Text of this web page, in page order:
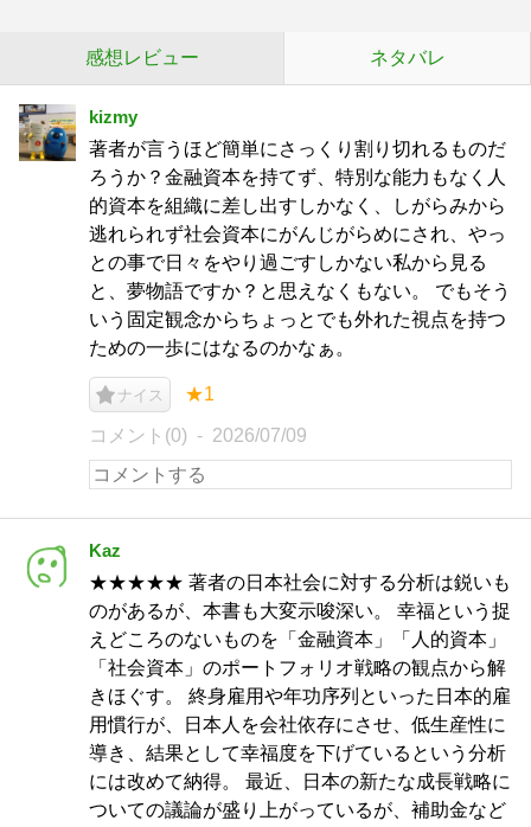
感想レビュー ネタバレ
kizmy
著者が言うほど簡単にさっくり割り切れるものだ
ろうか？金融資本を持てず、特別な能力もなく人
的資本を組織に差し出すしかなく、しがらみから
逃れられず社会資本にがんじがらめにされ、やっ
との事で日々をやり過ごすしかない私から見る
と、夢物語ですか？と思えなくもない。 でもそう
いう固定観念からちょっとでも外れた視点を持つ
ための一歩にはなるのかなぁ。
ナイス ★1
コメント(0) 2026/07/09
Kaz
★★★★★ 著者の日本社会に対する分析は鋭いも
のがあるが、本書も大変示唆深い。 幸福という捉
えどころのないものを「金融資本」「人的資本」
「社会資本」のポートフォリオ戦略の観点から解
きほぐす。 終身雇用や年功序列といった日本的雇
用慣行が、日本人を会社依存にさせ、低生産性に
導き、結果として幸福度を下げているという分析
には改めて納得。 最近、日本の新たな成長戦略に
ついての議論が盛り上がっているが、補助金など